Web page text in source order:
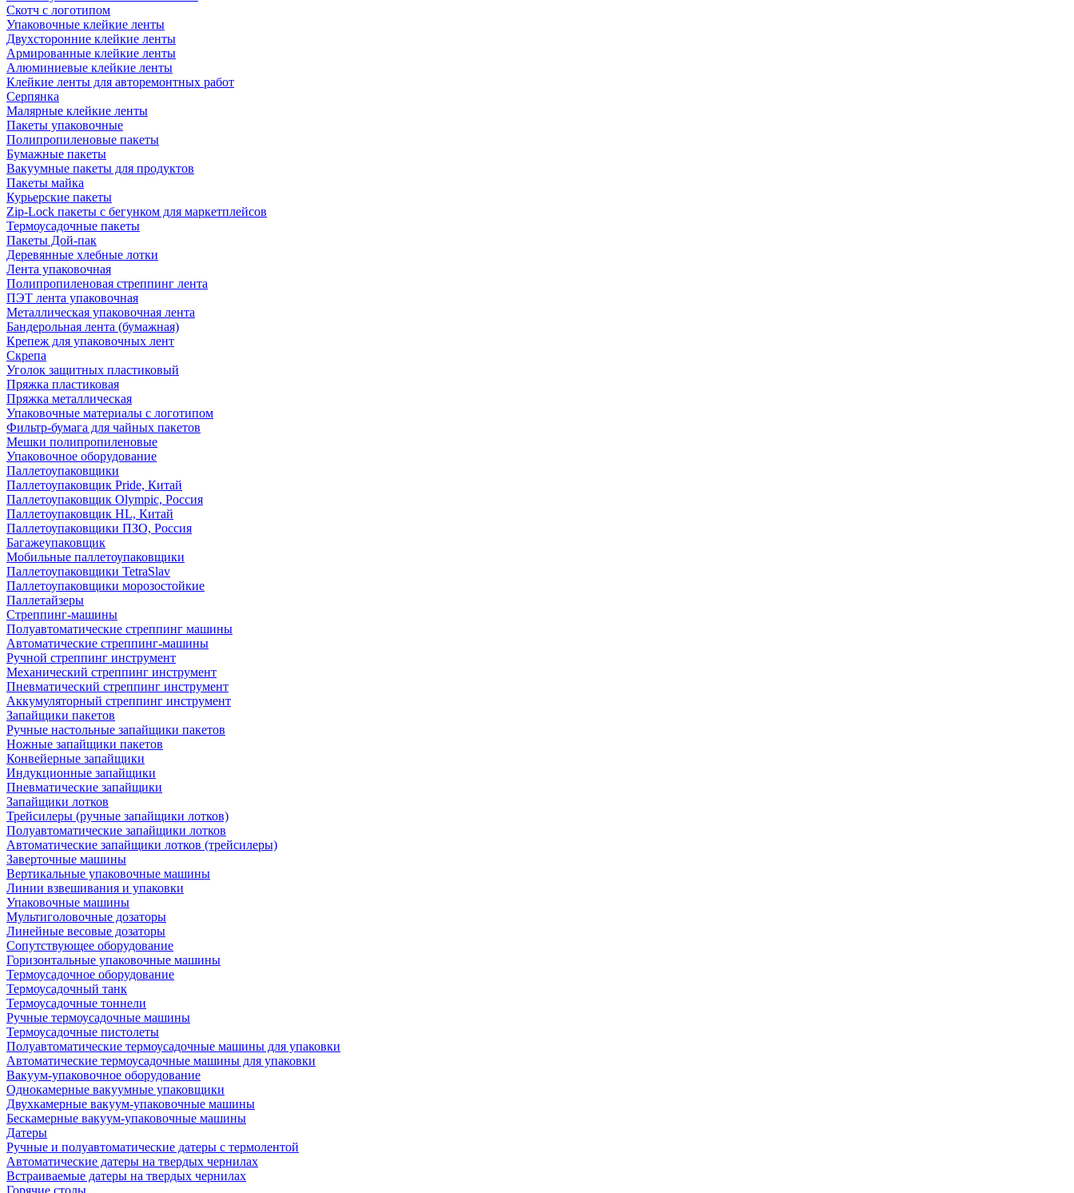
Скотч с логотипом
Упаковочные клейкие ленты
Двухсторонние клейкие ленты
Армированные клейкие ленты
Алюминиевые клейкие ленты
Клейкие ленты для авторемонтных работ
Серпянка
Малярные клейкие ленты
Пакеты упаковочные
Полипропиленовые пакеты
Бумажные пакеты
Вакуумные пакеты для продуктов
Пакеты майка
Курьерские пакеты
Zip-Lock пакеты с бегунком для маркетплейсов
Термоусадочные пакеты
Пакеты Дой-пак
Деревянные хлебные лотки
Лента упаковочная
Полипропиленовая стреппинг лента
ПЭТ лента упаковочная
Металлическая упаковочная лента
Бандерольная лента (бумажная)
Крепеж для упаковочных лент
Скрепа
Уголок защитных пластиковый
Пряжка пластиковая
Пряжка металлическая
Упаковочные материалы с логотипом
Фильтр-бумага для чайных пакетов
Мешки полипропиленовые
Упаковочное оборудование
Паллетоупаковщики
Паллетоупаковщик Pride, Китай
Паллетоупаковщик Olympic, Россия
Паллетоупаковщик HL, Китай
Паллетоупаковщики ПЗО, Россия
Багажеупаковщик
Мобильные паллетоупаковщики
Паллетоупаковщики TetraSlav
Паллетоупаковщики морозостойкие
Паллетайзеры
Стреппинг-машины
Полуавтоматические стреппинг машины
Автоматические стреппинг-машины
Ручной стреппинг инструмент
Механический стреппинг инструмент
Пневматический стреппинг инструмент
Аккумуляторный стреппинг инструмент
Запайщики пакетов
Ручные настольные запайщики пакетов
Ножные запайщики пакетов
Конвейерные запайщики
Индукционные запайщики
Пневматические запайщики
Запайщики лотков
Трейсилеры (ручные запайщики лотков)
Полуавтоматические запайщики лотков
Автоматические запайщики лотков (трейсилеры)
Заверточные машины
Вертикальные упаковочные машины
Линии взвешивания и упаковки
Упаковочные машины
Мультиголовочные дозаторы
Линейные весовые дозаторы
Сопутствующее оборудование
Горизонтальные упаковочные машины
Термоусадочное оборудование
Термоусадочный танк
Термоусадочные тоннели
Ручные термоусадочные машины
Термоусадочные пистолеты
Полуавтоматические термоусадочные машины для упаковки
Автоматические термоусадочные машины для упаковки
Вакуум-упаковочное оборудование
Однокамерные вакуумные упаковщики
Двухкамерные вакуум-упаковочные машины
Бескамерные вакуум-упаковочные машины
Датеры
Ручные и полуавтоматические датеры с термолентой
Автоматические датеры на твердых чернилах
Встраиваемые датеры на твердых чернилах
Горячие столы